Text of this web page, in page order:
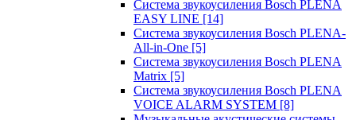
Система звукоусиления Bosch PLENA
EASY LINE [14]
Система звукоусиления Bosch PLENA-
All-in-One [5]
Система звукоусиления Bosch PLENA
Matrix [5]
Система звукоусиления Bosch PLENA
VOICE ALARM SYSTEM [8]